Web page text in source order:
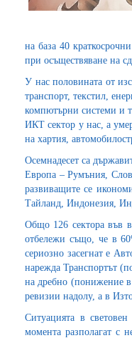
на база 40
при осъществяване на
У нас половината от
транспорт, текстил,
компютърни системи и
ИКТ сектор у нас, a
на хартия,
Осемнадесет са
Европа – Румъния,
развиващите се
Тайланд, Индонезия,
Общо 126 сектора във
отбележи също, че в
сериозно засегнат е
нарежда Транспортът
на дребно (понижение
ревизии надолу, а в
Ситуацията в
момента разполагат с